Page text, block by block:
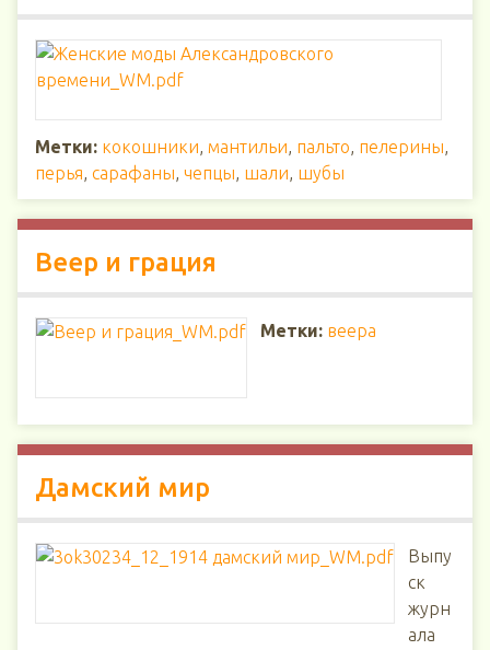
Метки: кокошники, мантильи, пальто, пелерины,
перья, сарафаны, чепцы, шали, шубы
Веер и грация
Метки: веера
Дамский мир
Выпу
ск
журн
ала